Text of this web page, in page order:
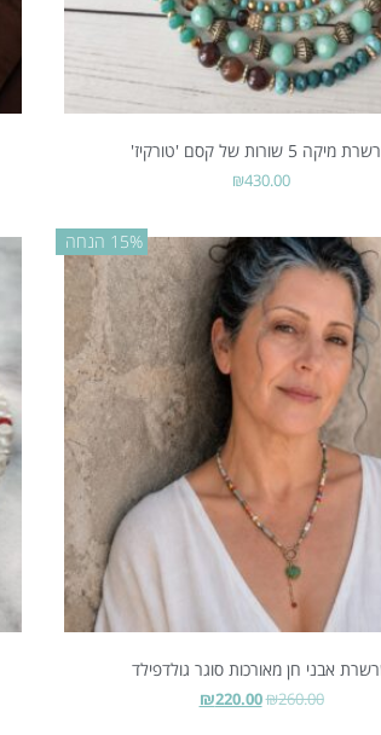
מיקה 5 שורות של קסם 'טורקיז'
₪430.00
15% הנחה
אבני חן מאורכות סוגר גולדפילד
₪260.00
₪220.00